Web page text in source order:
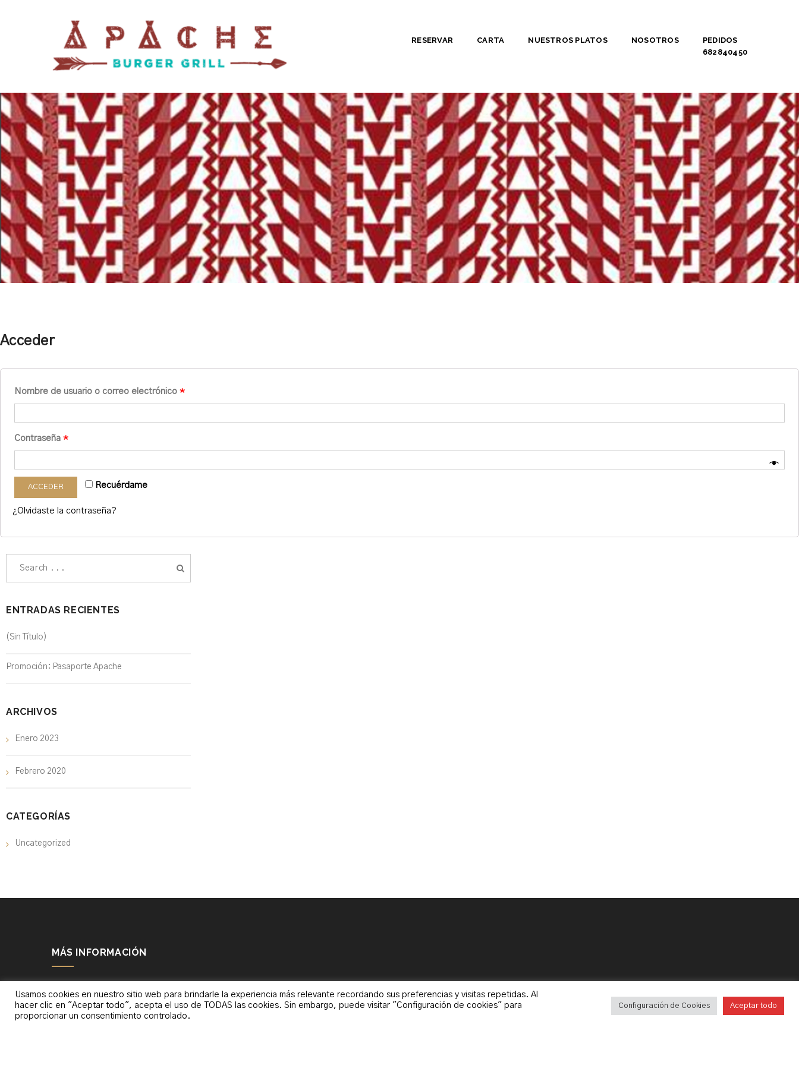
RESERVAR CARTA NUESTROS PLATOS NOSOTROS
PEDIDOS
682840450
Acceder
Nombre de usuario o correo electrónico *
Contraseña *
Recuérdame
ACCEDER
¿Olvidaste la contraseña?
ENTRADAS RECIENTES
(sin Título)
Promoción: Pasaporte Apache
ARCHIVOS
Enero 2023
Febrero 2020
CATEGORÍAS
Uncategorized
MÁS INFORMACIÓN
CONTACTO
Usamos cookies en nuestro sitio web para brindarle la experiencia más relevante recordando sus preferencias y visitas repetidas. Al
hacer clic en "Aceptar todo", acepta el uso de TODAS las cookies. Sin embargo, puede visitar "Configuración de cookies" para
proporcionar un consentimiento controlado.
Configuración de Cookies Aceptar todo